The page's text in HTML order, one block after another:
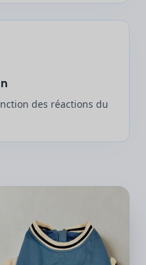
des réactions du